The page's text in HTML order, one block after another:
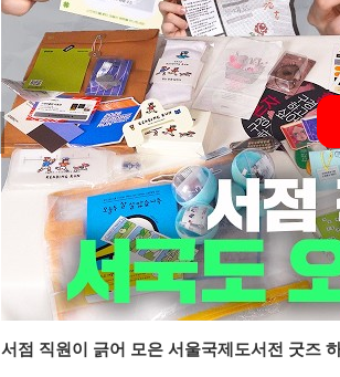
서점 직원이 긁어 모은 서울국제도서전 굿즈